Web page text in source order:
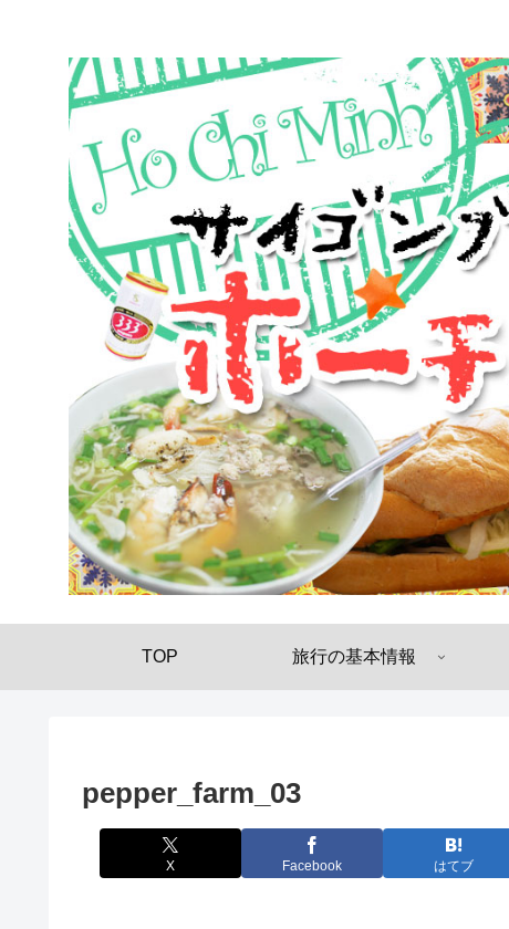
TOP 旅行の基本情報
pepper_farm_03
X Facebook はてブ